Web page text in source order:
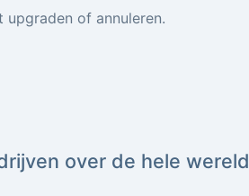
of annuleren.
over de hele wereld